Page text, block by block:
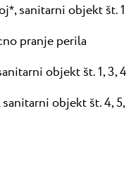
*, sanitarni objekt št.
pranje perila
objekt št. 1, 3,
sanitarni objekt št. 4,